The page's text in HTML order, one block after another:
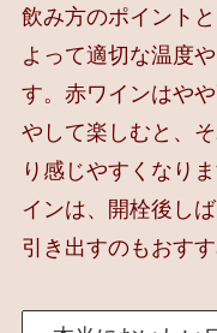
飲み方のポイント
よって適切な温度
す。赤ワインはや
やして楽しむと、
り感じやすくなり
インは、開栓後し
引き出すのもおすす